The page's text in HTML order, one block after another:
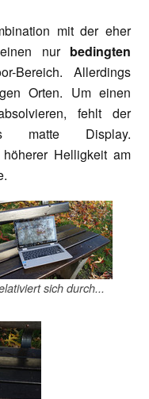
mit der eher
nur bedingten
Bereich. Allerdings
Orten. Um einen
fehlt der
matte Display.
Helligkeit am
sich durch...